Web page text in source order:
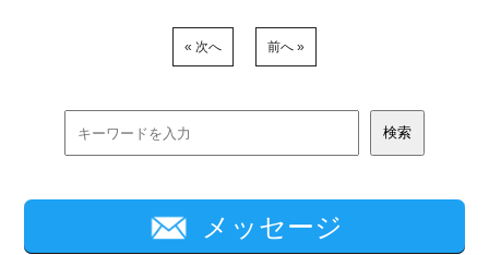
« 次へ 前へ »
メッセージ